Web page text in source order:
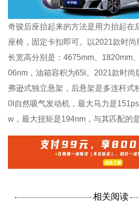
奇骏后座抬起来的方法是用力抬起在
座椅，固定卡扣即可。以2021款时
长宽高分别是：4675mm、1820mm
06nm，油箱容积为65l。2021款时尚
弗逊式独立悬架，后悬架是多连杆式
0l自然吸气发动机，最大马力是
w，最大扭矩是194nm，与其匹配的
相关阅读